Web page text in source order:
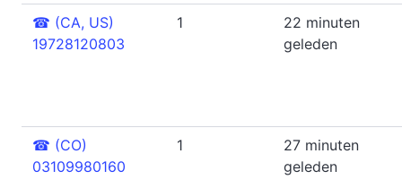
☎ (CA, US)
19728120803
1
22 minuten
geleden
☎ (CO)
03109980160
1
27 minuten
geleden